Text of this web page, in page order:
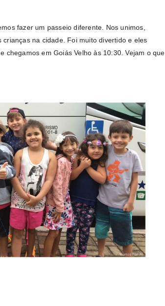
fazer um passeio diferente. Nos unimos,
na cidade. Foi muito divertido e eles
chegamos em Goiás Velho às 10:30. Vejam o que